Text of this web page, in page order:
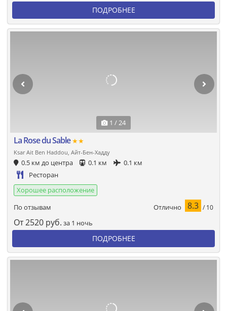
ПОДРОБНЕЕ
1 / 24
La Rose du Sable★★
Ksar Ait Ben Haddou, Айт-Бен-Хадду
0.5 км до центра 0.1 км
0.1 км
Ресторан
Хорошее расположение
По отзывам
Отлично 8.3 / 10
От2520 руб. за 1 ночь
ПОДРОБНЕЕ